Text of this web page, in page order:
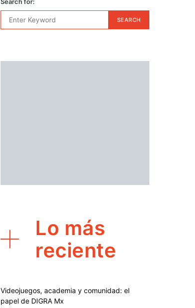
SEARCH
Lo más
reciente
Videojuegos, academia y comunidad: el
papel de DIGRA Mx